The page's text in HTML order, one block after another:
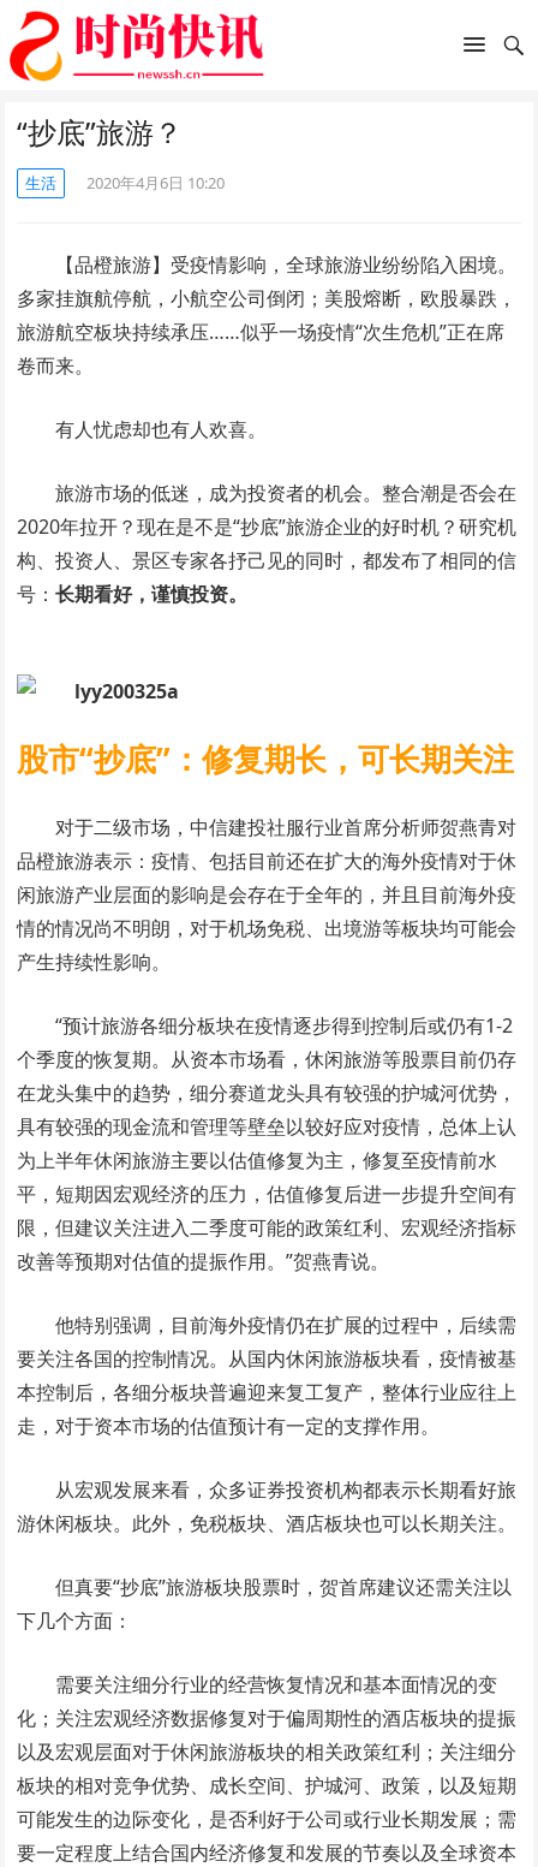
“抄底”旅游？
生活 2020年4月6日 10:20
【品橙旅游】受疫情影响，全球旅游业纷纷陷入困境。
多家挂旗航停航，小航空公司倒闭；美股熔断，欧股暴跌，
旅游航空板块持续承压……似乎一场疫情“次生危机”正在席
卷而来。
有人忧虑却也有人欢喜。
旅游市场的低迷，成为投资者的机会。整合潮是否会在
2020年拉开？现在是不是“抄底”旅游企业的好时机？研究机
构、投资人、景区专家各抒己见的同时，都发布了相同的信
号：长期看好，谨慎投资。
股市“抄底”：修复期长，可长期关注
对于二级市场，中信建投社服行业首席分析师贺燕青对
品橙旅游表示：疫情、包括目前还在扩大的海外疫情对于休
闲旅游产业层面的影响是会存在于全年的，并且目前海外疫
情的情况尚不明朗，对于机场免税、出境游等板块均可能会
产生持续性影响。
“预计旅游各细分板块在疫情逐步得到控制后或仍有1-2
个季度的恢复期。从资本市场看，休闲旅游等股票目前仍存
在龙头集中的趋势，细分赛道龙头具有较强的护城河优势，
具有较强的现金流和管理等壁垒以较好应对疫情，总体上认
为上半年休闲旅游主要以估值修复为主，修复至疫情前水
平，短期因宏观经济的压力，估值修复后进一步提升空间有
限，但建议关注进入二季度可能的政策红利、宏观经济指标
改善等预期对估值的提振作用。”贺燕青说。
他特别强调，目前海外疫情仍在扩展的过程中，后续需
要关注各国的控制情况。从国内休闲旅游板块看，疫情被基
本控制后，各细分板块普遍迎来复工复产，整体行业应往上
走，对于资本市场的估值预计有一定的支撑作用。
从宏观发展来看，众多证券投资机构都表示长期看好旅
游休闲板块。此外，免税板块、酒店板块也可以长期关注。
但真要“抄底”旅游板块股票时，贺首席建议还需关注以
下几个方面：
需要关注细分行业的经营恢复情况和基本面情况的变
化；关注宏观经济数据修复对于偏周期性的酒店板块的提振
以及宏观层面对于休闲旅游板块的相关政策红利；关注细分
板块的相对竞争优势、成长空间、护城河、政策，以及短期
可能发生的边际变化，是否利好于公司或行业长期发展；需
要一定程度上结合国内经济修复和发展的节奏以及全球资本